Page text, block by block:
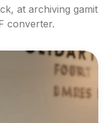
at archiving gamit
converter.